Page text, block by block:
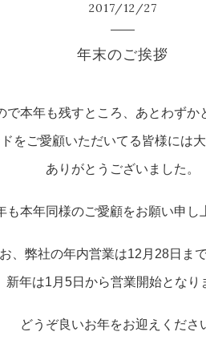
2017/12/27
年末のご挨拶
で本年も残すところ、あとわずか
をご愛顧いただいてる皆様には
ありがとうございました。
も本年同様のご愛顧をお願い申し
、弊社の年内営業は12月28日ま
新年は1月5日から営業開始となり
どうぞ良いお年をお迎えくださ